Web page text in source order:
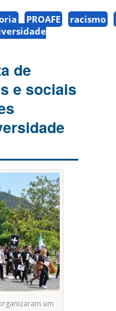
PROAFE racismo
de
e sociais
um